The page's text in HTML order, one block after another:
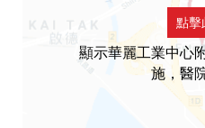
點擊
顯示華麗工業中心
施，醫